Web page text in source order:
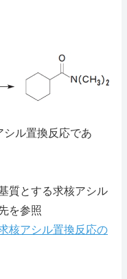
シル置換反応であ
質とする求核アシル
を参照
核アシル置換反応の